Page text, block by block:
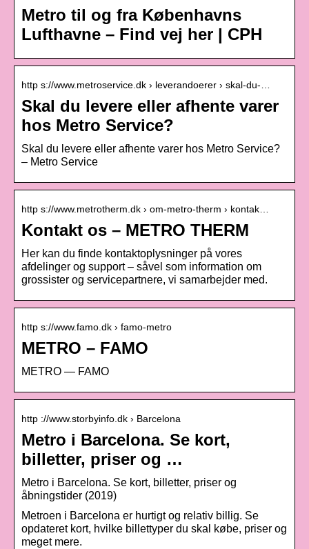
Metro til og fra Københavns
Lufthavne – Find vej her | CPH
http s://www.metroservice.dk › leverandoerer › skal-du-…
Skal du levere eller afhente varer
hos Metro Service?
Skal du levere eller afhente varer hos Metro Service?
– Metro Service
http s://www.metrotherm.dk › om-metro-therm › kontak…
Kontakt os – METRO THERM
Her kan du finde kontaktoplysninger på vores
afdelinger og support – såvel som information om
grossister og servicepartnere, vi samarbejder med.
http s://www.famo.dk › famo-metro
METRO – FAMO
METRO — FAMO
http ://www.storbyinfo.dk › Barcelona
Metro i Barcelona. Se kort,
billetter, priser og …
Metro i Barcelona. Se kort, billetter, priser og
åbningstider (2019)
Metroen i Barcelona er hurtigt og relativ billig. Se
opdateret kort, hvilke billettyper du skal købe, priser og
meget mere.